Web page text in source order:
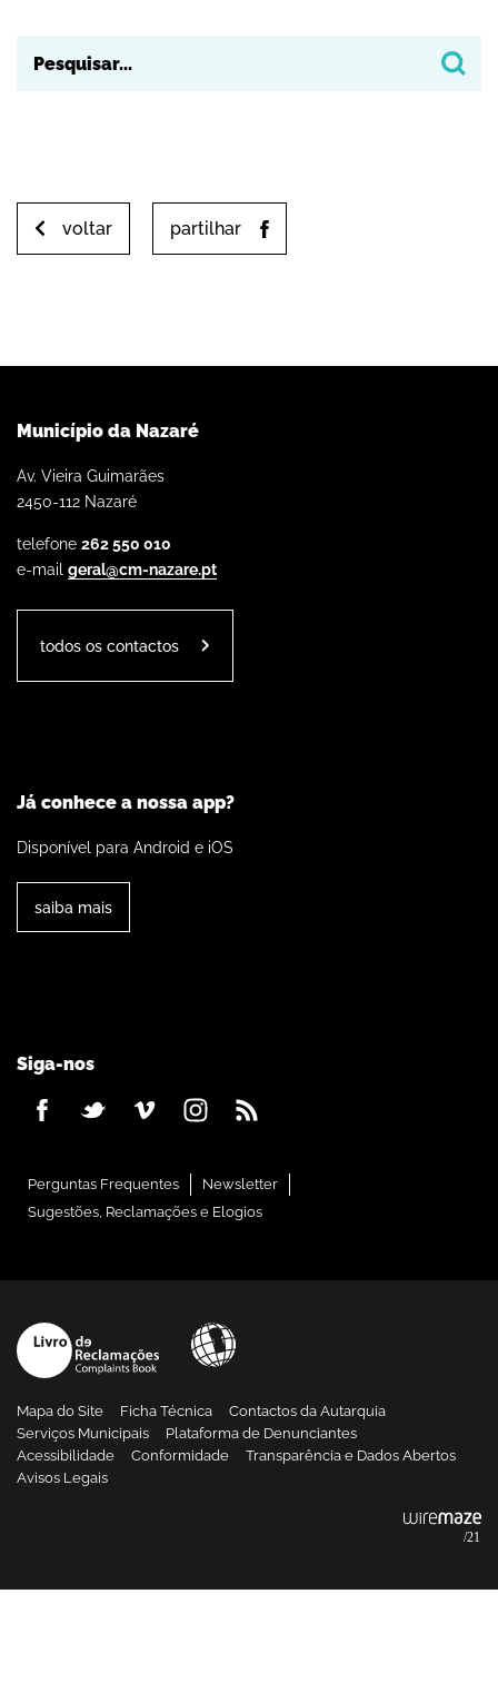
voltar partilhar
Município da Nazaré
Av. Vieira Guimarães
2450-112 Nazaré
telefone 262 550 010
e-mail geral@cm-nazare.pt
todos os contactos
Já conhece a nossa app?
Disponível para Android e iOS
saiba mais
Siga-nos
Perguntas Frequentes
Newsletter
Sugestões, Reclamações e Elogios
Mapa do Site Ficha Técnica
Contactos da Autarquia
Serviços Municipais
Plataforma de Denunciantes
Acessibilidade
Conformidade
Transparência e Dados Abertos
Avisos Legais